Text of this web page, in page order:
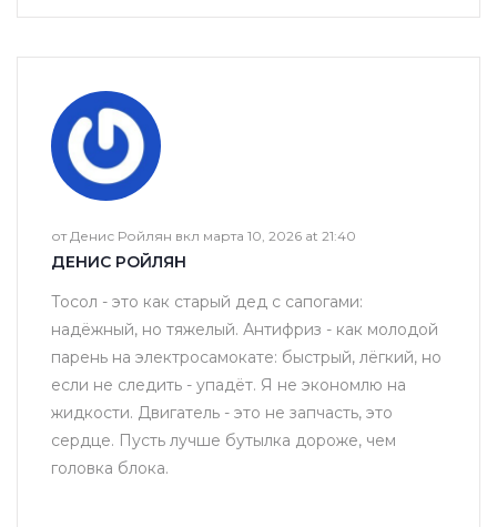
от Денис Ройлян вкл марта 10, 2026 at 21:40
ДЕНИС РОЙЛЯН
Тосол - это как старый дед с сапогами:
надёжный, но тяжелый. Антифриз - как молодой
парень на электросамокате: быстрый, лёгкий, но
если не следить - упадёт. Я не экономлю на
жидкости. Двигатель - это не запчасть, это
сердце. Пусть лучше бутылка дороже, чем
головка блока.